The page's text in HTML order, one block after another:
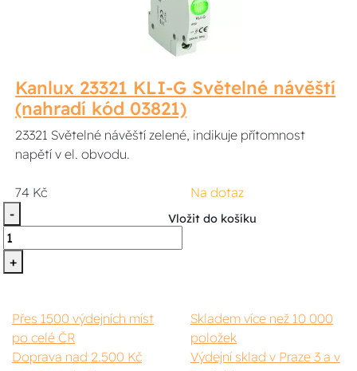
Kanlux 23321 KLI-G Světelné návěští
(nahradí kód 03821)
23321 Světelné návěští zelené, indikuje přítomnost
napětí v el. obvodu.
74 Kč
Na dotaz
-
+
Vložit do košíku
Přes 1500 výdejních míst
po celé ČR
Skladem více než 10 000
položek
Doprava nad 2.500 Kč
Výdejní sklad v Praze 3 a v